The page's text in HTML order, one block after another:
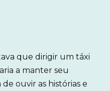
que dirigir um táxi
a manter seu
ouvir as histórias e